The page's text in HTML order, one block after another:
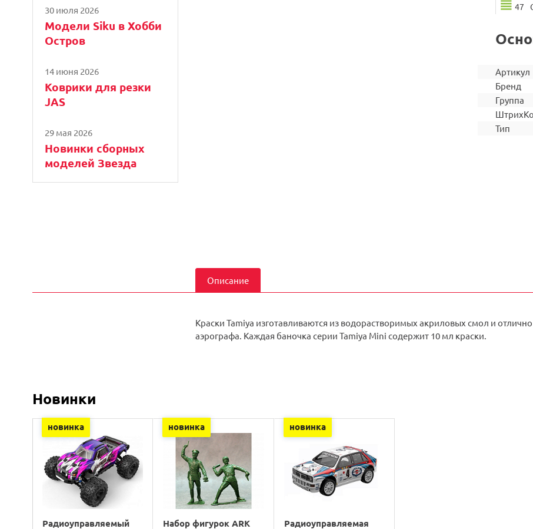
30 июля 2026
Модели Siku в Хобби
Остров
14 июня 2026
Коврики для резки
JAS
29 мая 2026
Новинки сборных
моделей Звезда
47
Артикул
Бренд
Группа
Тип
Описание
Краски Tamiya изготавливаются из водорастворимых акриловых смол и
аэрографа. Каждая баночка серии Tamiya Mini содержит 10 мл краски.
Новинки
новинка
Радиоуправляемый
новинка
Набор фигурок ARK
новинка
Радиоуправляемая